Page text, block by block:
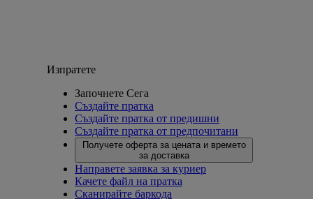
Изпратете
Започнете Сега
Създайте пратка
Създайте пратка от предишни
Създайте пратка от предпочитани
Получете оферта за цената и времето
за доставка
Направете заявка за куриер
Качете файл на пратка
Сканирайте баркода